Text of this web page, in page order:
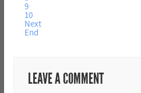
9
10
Next
End
LEAVE A COMMENT